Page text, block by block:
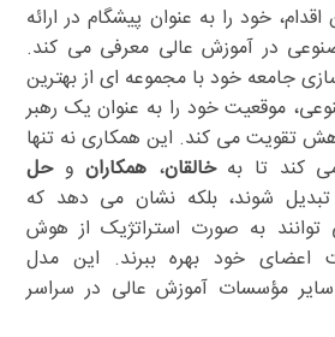
خود را به عنوان پیشگام در ارائه
در آموزش عالی معرفی می کند.
جامعه خود با مجموعه ای از بهترین
موقعیت خود را به عنوان یک رهبر
تقویت می کند. این همکاری نه تنها
کند تا بهخالقان، همکارانوحل
شوند، بلکه نشان می دهد که
توانند به صورت استراتژیک از هوش
اعضای خود بهره ببرند. این مدل
سایر مؤسسات آموزش عالی در سراسر